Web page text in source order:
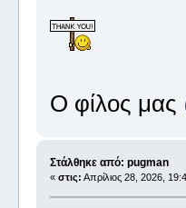
Ο φίλος μας
Στάλθηκε από: pugman
« στις: Απρίλιος 28, 2026,